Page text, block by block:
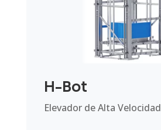
H-Bot
Elevador de Alta Velocidad